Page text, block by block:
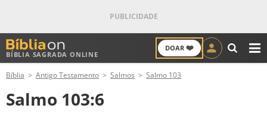
BÍBLIA SAGRADA ONLINE
DOAR ❤️
ANTIGO TESTAMENTO
NOVO TESTAMENTO
Bíblia Antigo Testamento Salmos Salmo 103
Salmo 103:6